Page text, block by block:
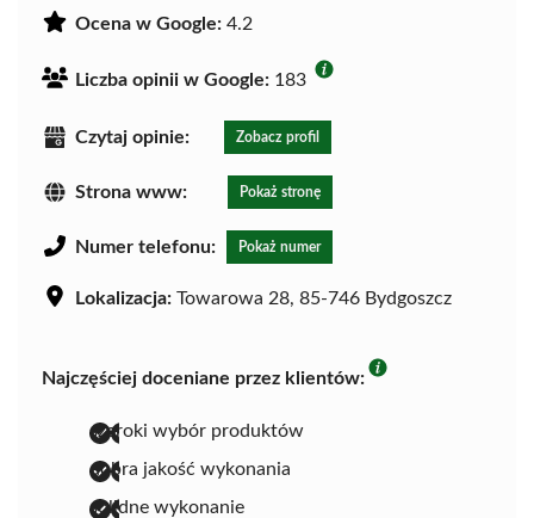
Ocena w Google: 4.2
Liczba opinii w Google: 183
Czytaj opinie: Zobacz profil
Strona www: Pokaż stronę
Numer telefonu: Pokaż numer
Lokalizacja: Towarowa 28, 85-746 Bydgoszcz
Najczęściej doceniane przez klientów:
szeroki wybór produktów
dobra jakość wykonania
solidne wykonanie